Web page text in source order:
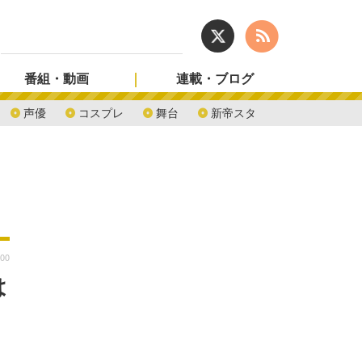
声優 コスプレ 舞台 新帝スタ
番組・動画 連載・ブログ